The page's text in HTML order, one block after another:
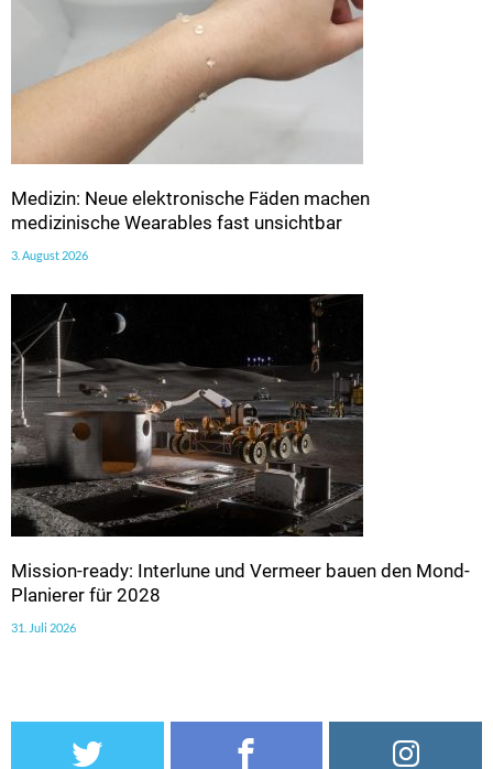
Medizin: Neue elektronische Fäden machen
medizinische Wearables fast unsichtbar
3. August 2026
Mission-ready: Interlune und Vermeer bauen den Mond-
Planierer für 2028
31. Juli 2026